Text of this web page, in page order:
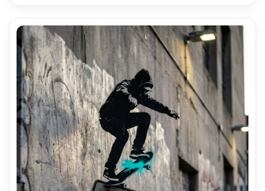
campo, iluminación suave cinematográfica --ar 4:5